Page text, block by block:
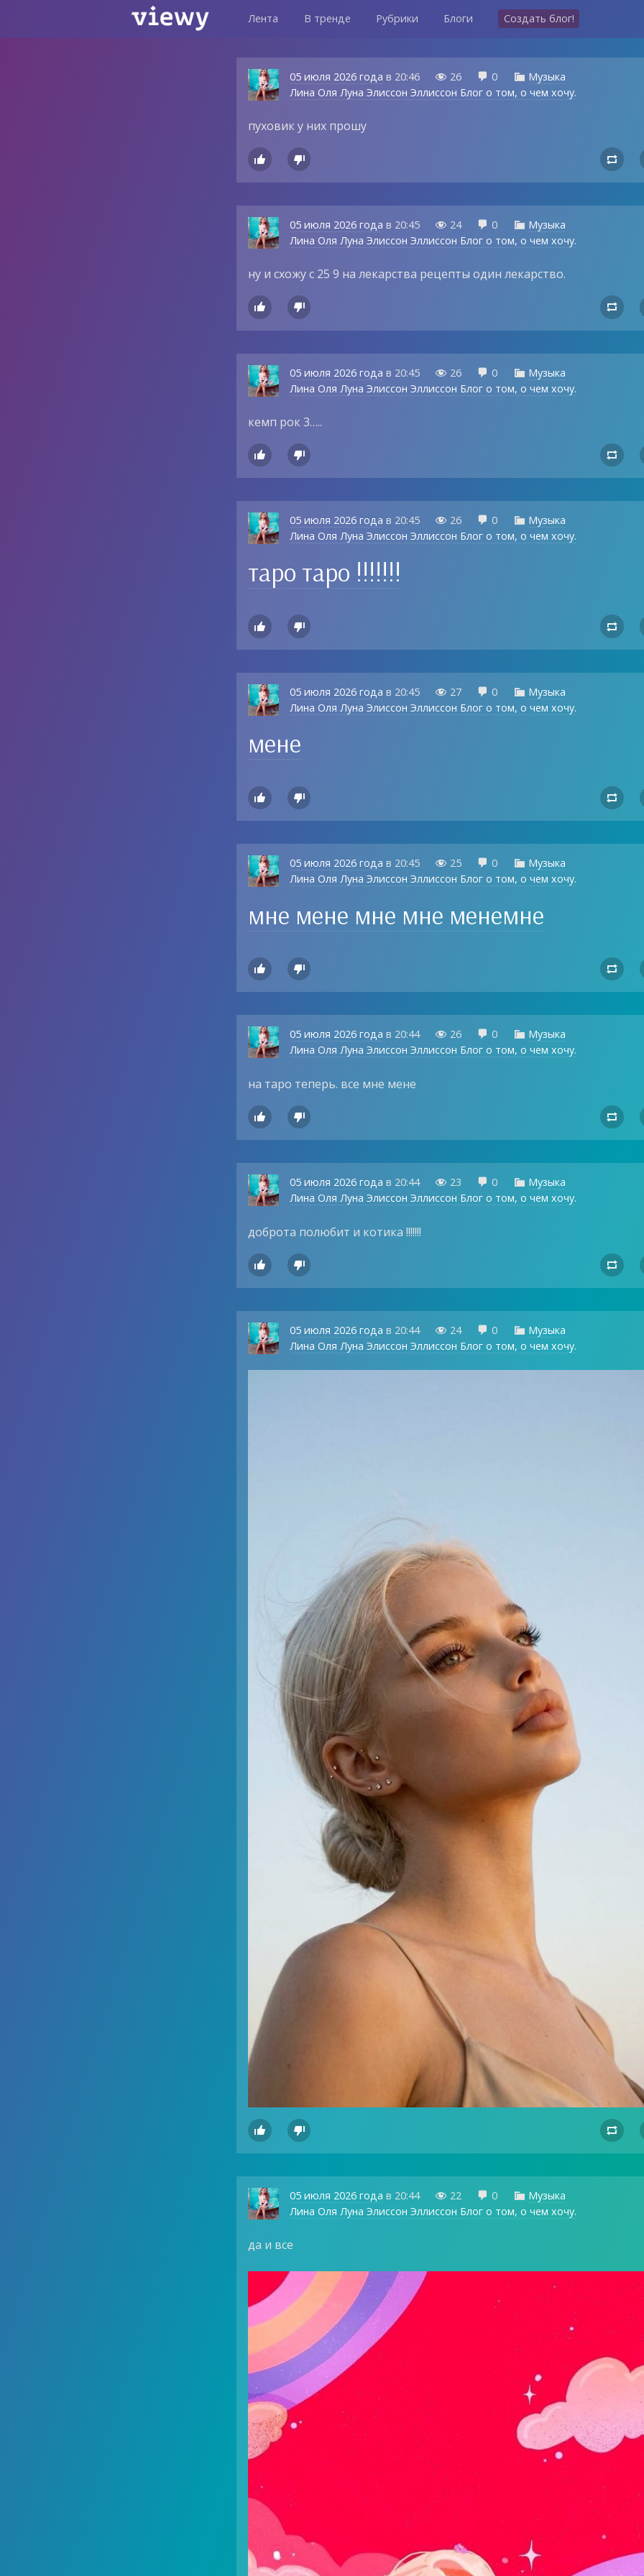
Лента В тренде Рубрики Блоги Создать блог!
05 июля 2026 года в 20:46  26  0  Музыка
Лина Оля Луна Элиссон Эллиссон Блог о том, о чем хочу.
пуховик у них прошу
  
05 июля 2026 года в 20:45  24  0  Музыка
Лина Оля Луна Элиссон Эллиссон Блог о том, о чем хочу.
ну и схожу с 25 9 на лекарства рецепты один лекарство.
  
05 июля 2026 года в 20:45  26  0  Музыка
Лина Оля Луна Элиссон Эллиссон Блог о том, о чем хочу.
кемп рок 3…..
  
05 июля 2026 года в 20:45  26  0  Музыка
Лина Оля Луна Элиссон Эллиссон Блог о том, о чем хочу.
таро таро !!!!!!!
  
05 июля 2026 года в 20:45  27  0  Музыка
Лина Оля Луна Элиссон Эллиссон Блог о том, о чем хочу.
мене
  
05 июля 2026 года в 20:45  25  0  Музыка
Лина Оля Луна Элиссон Эллиссон Блог о том, о чем хочу.
мне мене мне мне менемне
  
05 июля 2026 года в 20:44  26  0  Музыка
Лина Оля Луна Элиссон Эллиссон Блог о том, о чем хочу.
на таро теперь. все мне мене
  
05 июля 2026 года в 20:44  23  0  Музыка
Лина Оля Луна Элиссон Эллиссон Блог о том, о чем хочу.
доброта полюбит и котика !!!!!!!
  
05 июля 2026 года в 20:44  24  0  Музыка
Лина Оля Луна Элиссон Эллиссон Блог о том, о чем хочу.
  
05 июля 2026 года в 20:44  22  0  Музыка
Лина Оля Луна Элиссон Эллиссон Блог о том, о чем хочу.
да и все